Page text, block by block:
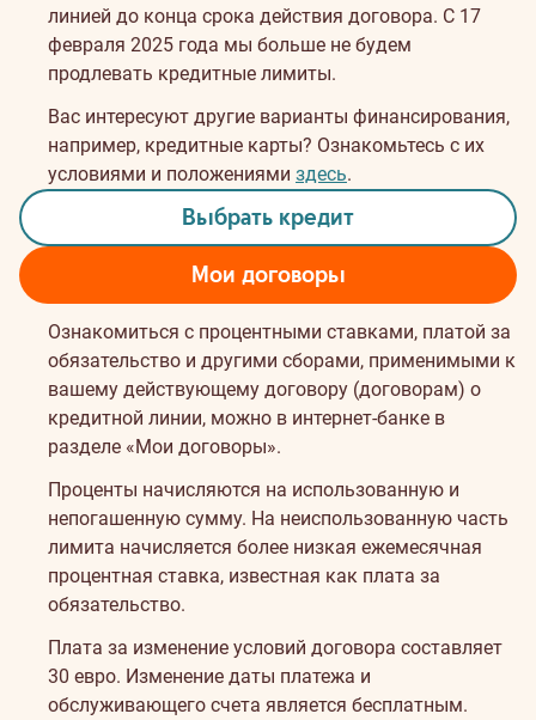
линией до конца срока действия договора. С 17
февраля 2025 года мы больше не будем
продлевать кредитные лимиты.
Вас интересуют другие варианты финансирования,
например, кредитные карты? Ознакомьтесь с их
условиями и положениями здесь.
Выбрать кредит
Мои договоры
Ознакомиться с процентными ставками, платой за
обязательство и другими сборами, применимыми к
вашему действующему договору (договорам) о
кредитной линии, можно в интернет-банке в
разделе «Мои договоры».
Проценты начисляются на использованную и
непогашенную сумму. На неиспользованную часть
лимита начисляется более низкая ежемесячная
процентная ставка, известная как плата за
обязательство.
Плата за изменение условий договора составляет
30 евро. Изменение даты платежа и
обслуживающего счета является бесплатным.